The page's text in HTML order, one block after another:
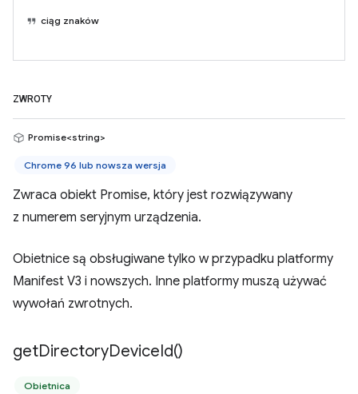
ciąg znaków
ZWROTY
Promise<string>
Chrome 96 lub nowsza wersja
Zwraca obiekt Promise, który jest rozwiązywany
z numerem seryjnym urządzenia.
Obietnice są obsługiwane tylko w przypadku platformy
Manifest V3 i nowszych. Inne platformy muszą używać
wywołań zwrotnych.
getDirectoryDeviceId()
Obietnica